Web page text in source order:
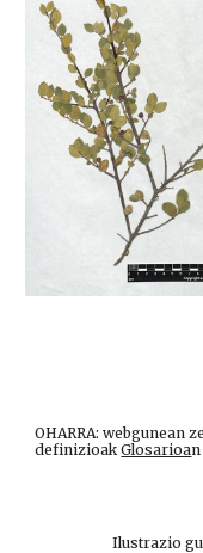
OHARRA: webgunean
definizioakGlosarioa
Ilustrazio